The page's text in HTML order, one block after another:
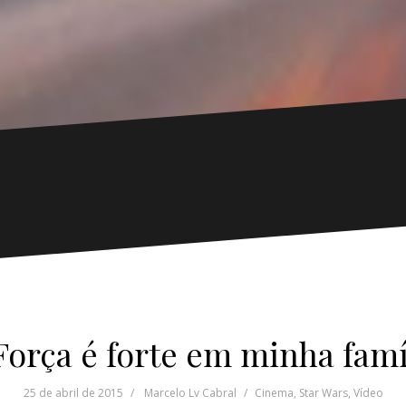
é forte em minha
25 de abril de 2015 Marcelo Lv Cabral Cinema, Star Wars, Vídeo